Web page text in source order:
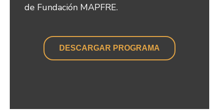
de Fundación MAPFRE.
DESCARGAR PROGRAMA